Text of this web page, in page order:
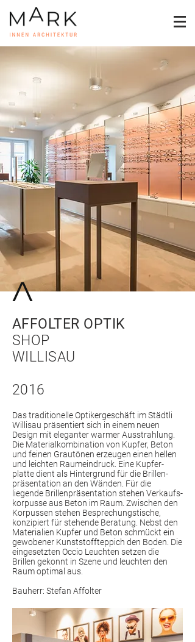
AFFOLTER OPTIK
SHOP
WILLISAU
2016
Das traditionelle Optiker­geschäft im Städtli
Willisau präsentiert sich in einem neuen
Design mit eleganter warmer Aus­strahlung.
Die Material­­kombination von Kupfer, Beton
und feinen Grau­tönen erzeugen einen hellen
und leichten Raum­ein­druck. Eine Kupfer­
platte dient als Hinter­grund für die Brillen­
präsentation an den Wänden. Für die
liegende Brillen­präsentation stehen Verkaufs­
korpusse aus Beton im Raum. Zwischen den
Korpussen stehen Besprechungs­tische,
konzipiert für stehende Beratung. Nebst den
Materialien Kupfer und Beton schmückt ein
gewobener Kunst­stoff­teppich den Boden. Die
ein­ge­setzten Occio Leuchten setzen die
Brillen gekonnt in Szene und leuchten den
Raum optimal aus.
Bauherr: Stefan Affolter